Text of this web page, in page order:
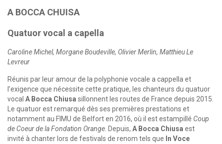
A BOCCA CHUISA
Quatuor vocal a capella
Caroline Michel, Morgane Boudeville, Olivier Merlin, Matthieu Le
Levreur
Réunis par leur amour de la polyphonie vocale a cappella et
l’exigence que nécessite cette pratique, les chanteurs du quatuor
vocal A Bocca Chiusa sillonnent les routes de France depuis 2015.
Le quatuor est remarqué dès ses premières prestations et
notamment au FIMU de Belfort en 2016, où il est estampillé Coup
de Coeur de la Fondation Orange . Depuis, A Bocca Chiusa est
invité à chanter lors de festivals de renom tels que In Voce